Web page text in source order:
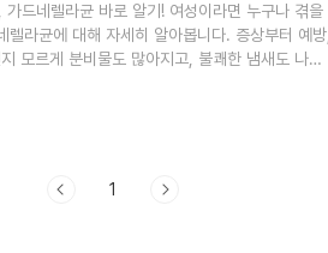
드네렐라균 바로 알기! 여성이라면 누구나 겪을
라균에 대해 자세히 알아봅니다. 증상부터 예방,
모르게 분비물도 많아지고, 불쾌한 냄새도 나는
로 '세균성 질염'인데요, 그리고 그 세균성 질염의
1